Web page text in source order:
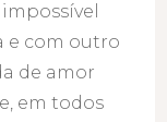
e com outro
de amor
em todos